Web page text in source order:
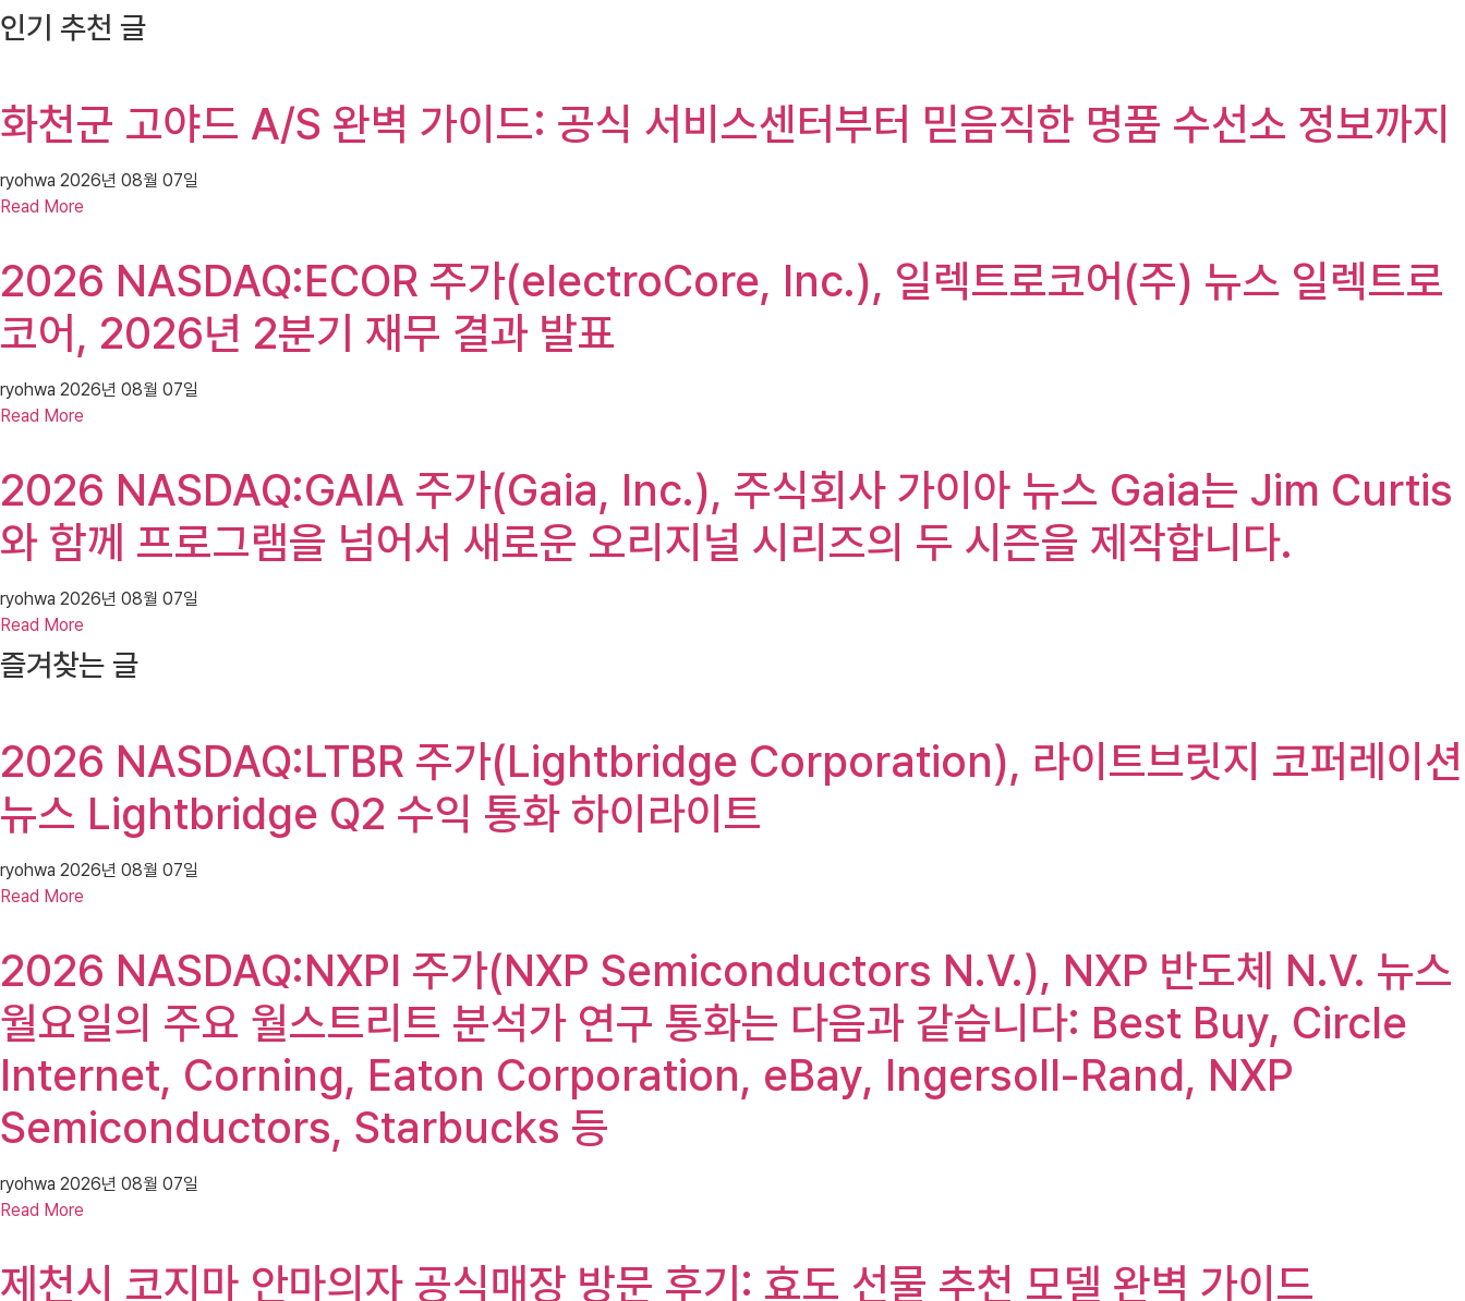
인기 추천 글
화천군 고야드 A/S 완벽 가이드: 공식 서비스센터부터 믿음직한 명품 수선소 정보까지
ryohwa 2026년 08월 07일
Read More
2026 NASDAQ:ECOR 주가(electroCore, Inc.), 일렉트로코어(주) 뉴스 일렉트로
코어, 2026년 2분기 재무 결과 발표
ryohwa 2026년 08월 07일
Read More
2026 NASDAQ:GAIA 주가(Gaia, Inc.), 주식회사 가이아 뉴스 Gaia는 Jim Curtis
와 함께 프로그램을 넘어서 새로운 오리지널 시리즈의 두 시즌을 제작합니다.
ryohwa 2026년 08월 07일
Read More
즐겨찾는 글
2026 NASDAQ:LTBR 주가(Lightbridge Corporation), 라이트브릿지 코퍼레이션
뉴스 Lightbridge Q2 수익 통화 하이라이트
ryohwa 2026년 08월 07일
Read More
2026 NASDAQ:NXPI 주가(NXP Semiconductors N.V.), NXP 반도체 N.V. 뉴스
월요일의 주요 월스트리트 분석가 연구 통화는 다음과 같습니다: Best Buy, Circle
Internet, Corning, Eaton Corporation, eBay, Ingersoll-Rand, NXP
Semiconductors, Starbucks 등
ryohwa 2026년 08월 07일
Read More
제천시 코지마 안마의자 공식매장 방문 후기: 효도 선물 추천 모델 완벽 가이드